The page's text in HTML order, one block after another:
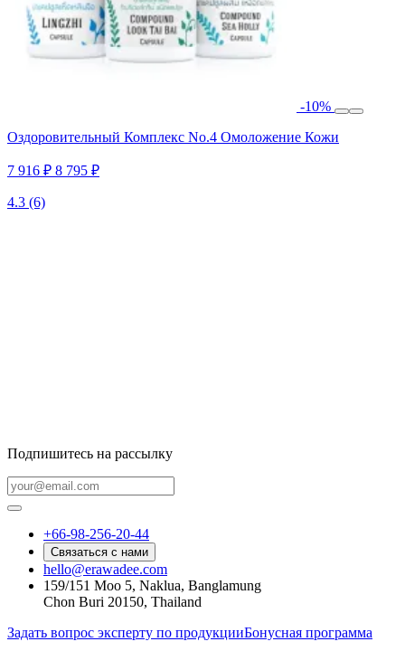
-10%
Оздоровительный Комплекс No.4 Омоложение Кожи
7 916 ₽ 8 795 ₽
4.3 (6)
Подпишитесь на рассылку
+66-98-256-20-44
Связаться с нами
hello@erawadee.com
159/151 Moo 5, Naklua, Banglamung
Chon Buri 20150, Thailand
Задать вопрос эксперту по продукцииБонусная программа